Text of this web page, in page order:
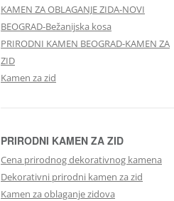
KAMEN ZA OBLAGANJE ZIDA-NOVI
BEOGRAD-Bežanijska kosa
PRIRODNI KAMEN BEOGRAD-KAMEN ZA
ZID
Kamen za zid
PRIRODNI KAMEN ZA ZID
Cena prirodnog dekorativnog kamena
Dekorativni prirodni kamen za zid
Kamen za oblaganje zidova